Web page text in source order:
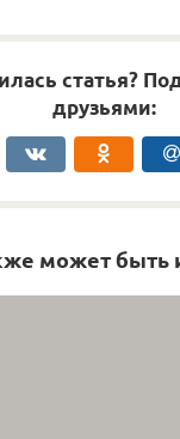
статья?
друзьями:
может быть